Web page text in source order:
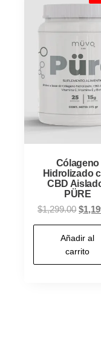
Cólageno
Hidrolizado
CBD Aislado
PÜRE
$1,299.00
price
was:
$
Añadir al
carrito